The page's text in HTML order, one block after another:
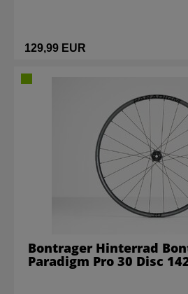
129,99 EUR
Bontrager Hinterrad
Paradigm Pro 30 Disc